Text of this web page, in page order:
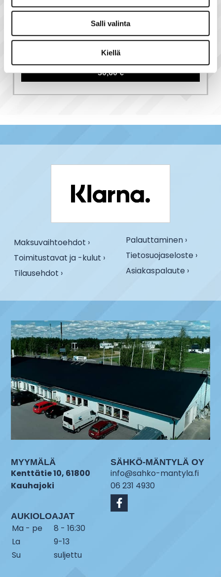
Salli valinta
Kiellä
MST SYTYTINLAITE NI
400 LE 4K
30,60 €
Maksuvaihtoehdot ›
Toimitustavat ja -kulut ›
Tilausehdot ›
Palauttaminen ›
Tietosuojaseloste ›
Asiakaspalaute ›
MYYMÄLÄ
Kenttätie 10, 61800
Kauhajoki
AUKIOLOAJAT
Ma - pe
8 - 16:30
La
9-13
Su
suljettu
SÄHKÖ-MÄNTYLÄ OY
info@sahko-mantyla.fi
06 231 4930